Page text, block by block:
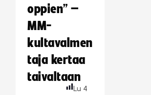
oppien” –
MM-
kultavalmen
taja kertaa
taivaltaan
Lu 4